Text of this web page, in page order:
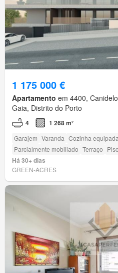
1 175 000 €
Apartamento em 4400,
Gaia, Distrito do Porto
4 1 268 m²
Garajem Varanda Cozinha equipada
Parcialmente mobiliado Terraço
Há 30+ dias
GREEN-ACRES